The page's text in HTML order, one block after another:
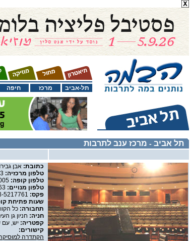
חיפה מרכז תל-אביב
תל אביב - מרכז ענב לתרבות
כתובת: אבן גבירול 71 ת''א (על גג
טלפון מרכזיה:
טלפון קופה:
טלפון מנויים:
פקס: 5217761
שעות פתיחת
תחבורה: כל
חניה: חניון גן
קפטריה: יש, עם
קישורים:
הקתדרה